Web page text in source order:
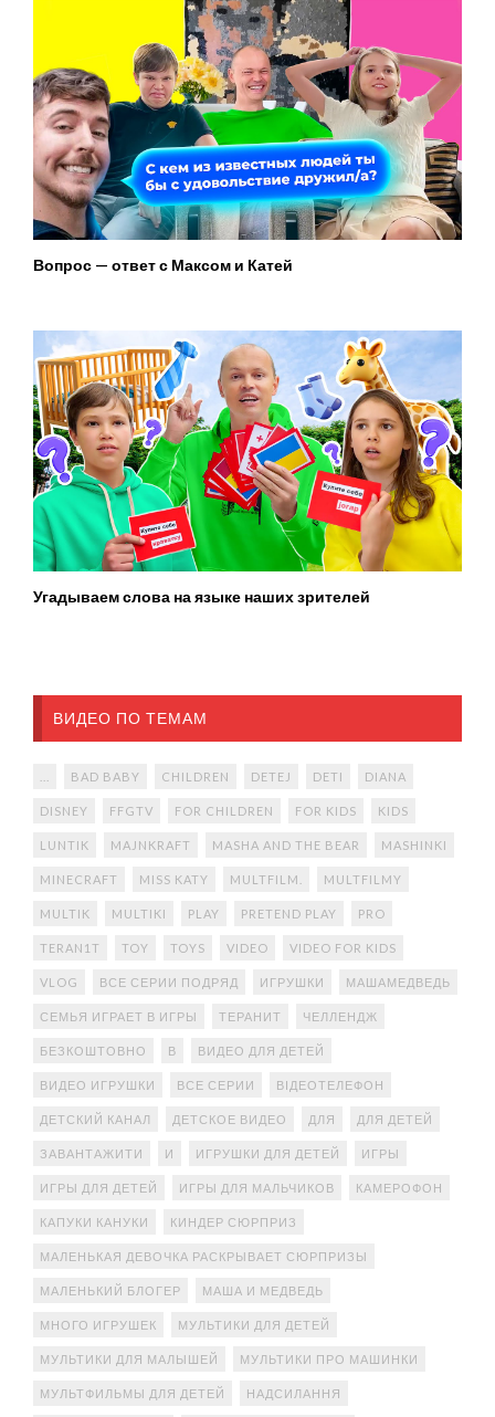
Вопрос — ответ с Максом и Катей
Угадываем слова на языке наших зрителей
ВИДЕО ПО ТЕМАМ
BAD BABY CHILDREN DETEJ DETI DIANA
DISNEY FFGTV FOR CHILDREN FOR KIDS KIDS
LUNTIK MAJNKRAFT MASHA AND THE BEAR MASHINKI
MINECRAFT MISS KATY MULTFILM. MULTFILMY
MULTIK MULTIKI PLAY PRETEND PLAY PRO
TERAN1T TOY TOYS VIDEO VIDEO FOR KIDS
VLOG ВСЕ СЕРИИ ПОДРЯД ИГРУШКИ МАШАМЕДВЕДЬ
СЕМЬЯ ИГРАЕТ В ИГРЫ ТЕРАНИТ ЧЕЛЛЕНДЖ
БЕЗКОШТОВНО В ВИДЕО ДЛЯ ДЕТЕЙ
ВИДЕО ИГРУШКИ ВСЕ СЕРИИ ВІДЕОТЕЛЕФОН
ДЕТСКИЙ КАНАЛ ДЕТСКОЕ ВИДЕО ДЛЯ ДЛЯ ДЕТЕЙ
ЗАВАНТАЖИТИ И ИГРУШКИ ДЛЯ ДЕТЕЙ ИГРЫ
ИГРЫ ДЛЯ ДЕТЕЙ ИГРЫ ДЛЯ МАЛЬЧИКОВ КАМЕРОФОН
КАПУКИ КАНУКИ КИНДЕР СЮРПРИЗ
МАЛЕНЬКАЯ ДЕВОЧКА РАСКРЫВАЕТ СЮРПРИЗЫ
МАЛЕНЬКИЙ БЛОГЕР МАША И МЕДВЕДЬ
МНОГО ИГРУШЕК МУЛЬТИКИ ДЛЯ ДЕТЕЙ
МУЛЬТИКИ ДЛЯ МАЛЫШЕЙ МУЛЬТИКИ ПРО МАШИНКИ
МУЛЬТФИЛЬМЫ ДЛЯ ДЕТЕЙ НАДСИЛАННЯ